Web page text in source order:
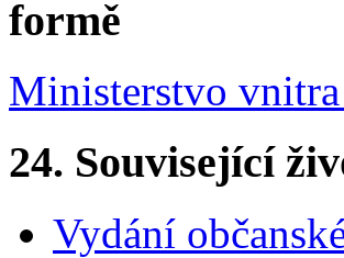
formě
Ministerstvo
24. Související
Vydání